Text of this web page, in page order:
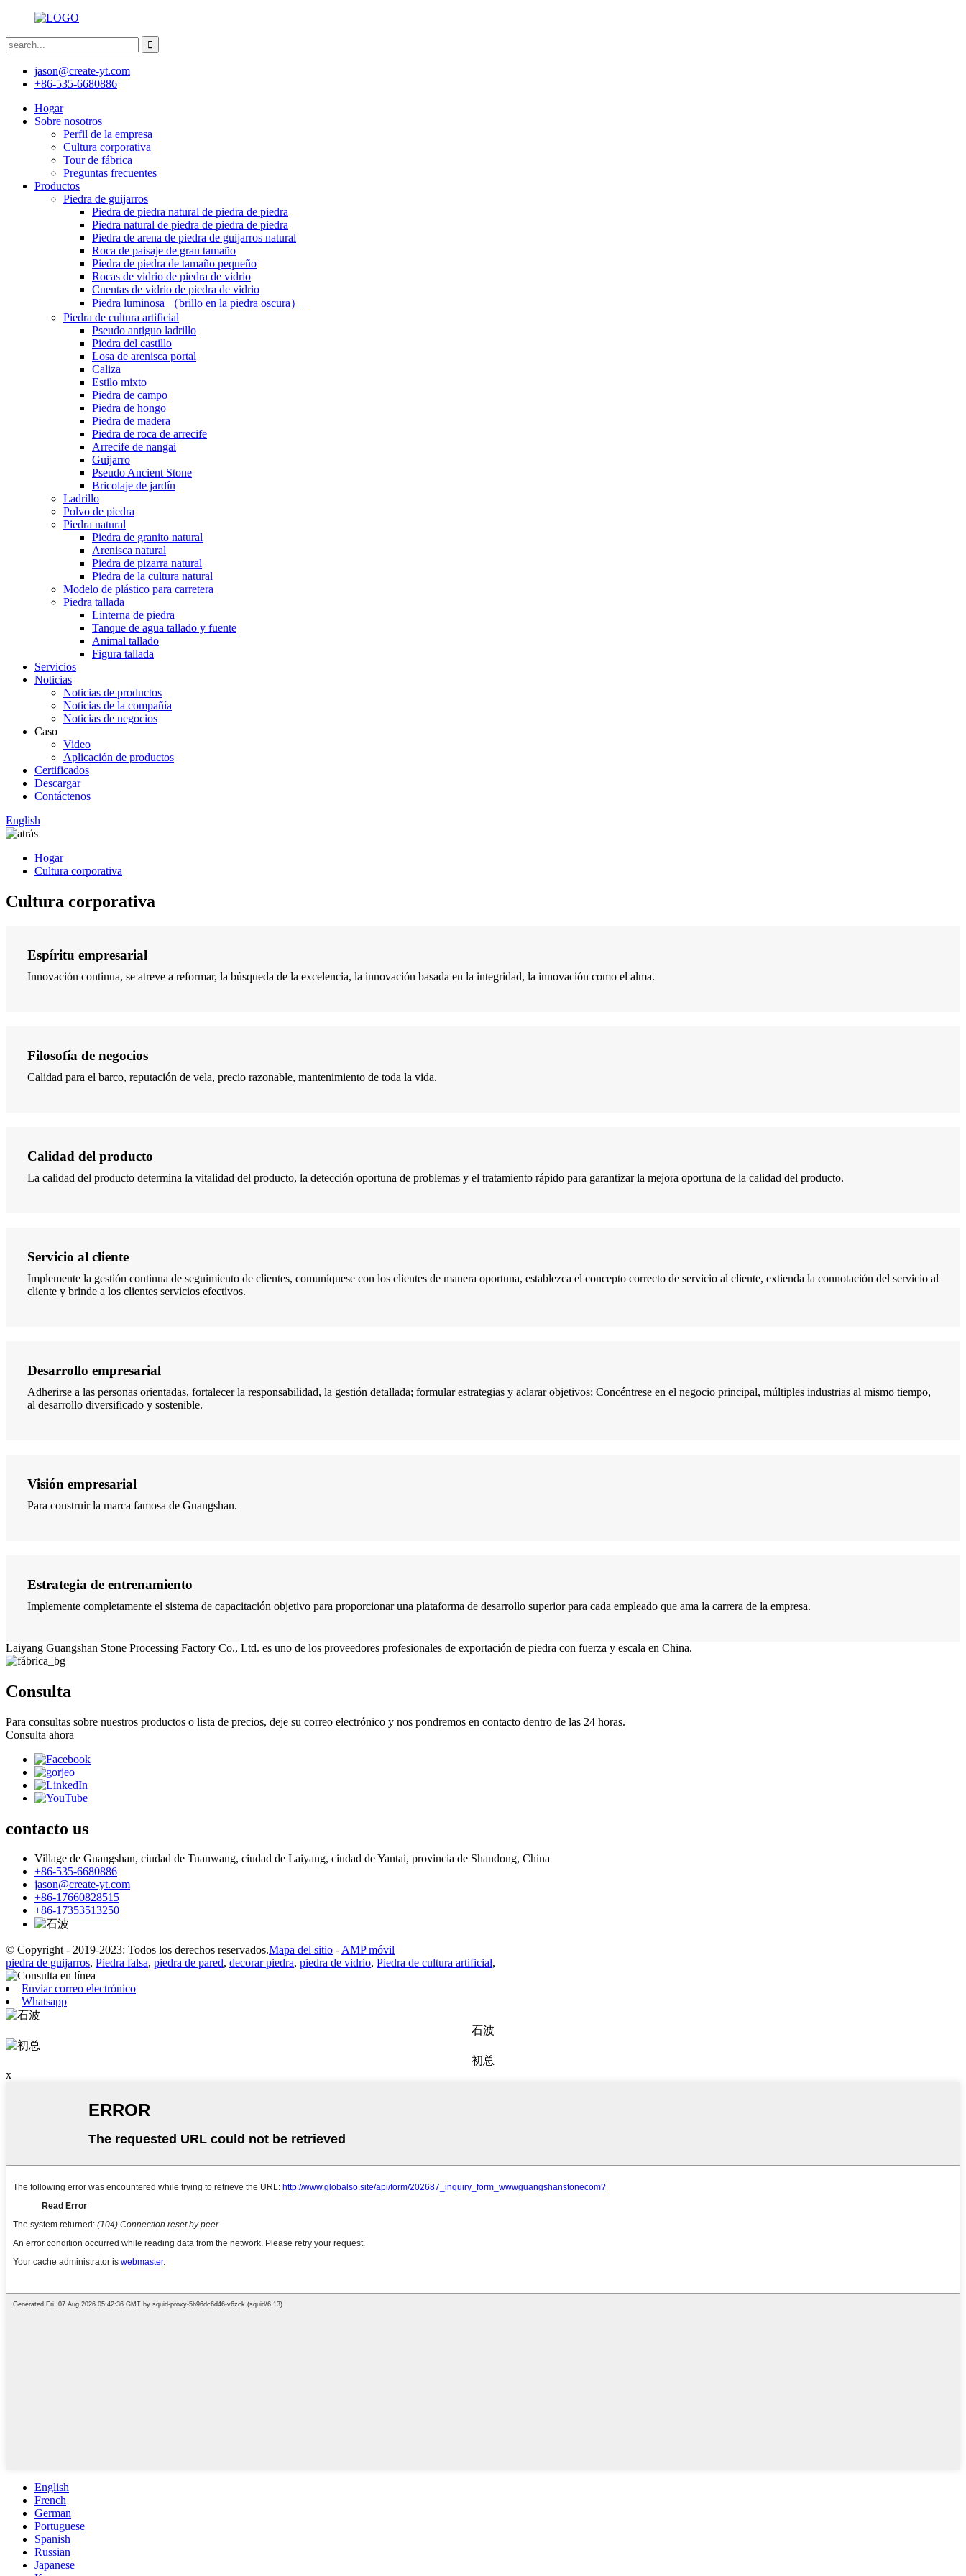
jason@create-yt.com
+86-535-6680886
Hogar
Sobre nosotros
Perfil de la empresa
Cultura corporativa
Tour de fábrica
Preguntas frecuentes
Productos
Piedra de guijarros
Piedra de piedra natural de piedra de piedra
Piedra natural de piedra de piedra de piedra
Piedra de arena de piedra de guijarros natural
Roca de paisaje de gran tamaño
Piedra de piedra de tamaño pequeño
Rocas de vidrio de piedra de vidrio
Cuentas de vidrio de piedra de vidrio
Piedra luminosa （brillo en la piedra oscura）
Piedra de cultura artificial
Pseudo antiguo ladrillo
Piedra del castillo
Losa de arenisca portal
Caliza
Estilo mixto
Piedra de campo
Piedra de hongo
Piedra de madera
Piedra de roca de arrecife
Arrecife de nangai
Guijarro
Pseudo Ancient Stone
Bricolaje de jardín
Ladrillo
Polvo de piedra
Piedra natural
Piedra de granito natural
Arenisca natural
Piedra de pizarra natural
Piedra de la cultura natural
Modelo de plástico para carretera
Piedra tallada
Linterna de piedra
Tanque de agua tallado y fuente
Animal tallado
Figura tallada
Servicios
Noticias
Noticias de productos
Noticias de la compañía
Noticias de negocios
Caso
Video
Aplicación de productos
Certificados
Descargar
Contáctenos
English
Hogar
Cultura corporativa
Cultura corporativa
Espíritu empresarial
Innovación continua, se atreve a reformar, la búsqueda de la excelencia, la innovación basada en la integridad, la innovación como el alma.
Filosofía de negocios
Calidad para el barco, reputación de vela, precio razonable, mantenimiento de toda la vida.
Calidad del producto
La calidad del producto determina la vitalidad del producto, la detección oportuna de problemas y el tratamiento rápido para garantizar la mejora oportuna de la calidad del producto.
Servicio al cliente
Implemente la gestión continua de seguimiento de clientes, comuníquese con los clientes de manera oportuna, establezca el concepto correcto de servicio al cliente, extienda la connotación del servicio al
cliente y brinde a los clientes servicios efectivos.
Desarrollo empresarial
Adherirse a las personas orientadas, fortalecer la responsabilidad, la gestión detallada; formular estrategias y aclarar objetivos; Concéntrese en el negocio principal, múltiples industrias al mismo tiempo,
al desarrollo diversificado y sostenible.
Visión empresarial
Para construir la marca famosa de Guangshan.
Estrategia de entrenamiento
Implemente completamente el sistema de capacitación objetivo para proporcionar una plataforma de desarrollo superior para cada empleado que ama la carrera de la empresa.
Laiyang Guangshan Stone Processing Factory Co., Ltd. es uno de los proveedores profesionales de exportación de piedra con fuerza y ​​escala en China.
Consulta
Para consultas sobre nuestros productos o lista de precios, deje su correo electrónico y nos pondremos en contacto dentro de las 24 horas.
Consulta ahora
contacto us
Village de Guangshan, ciudad de Tuanwang, ciudad de Laiyang, ciudad de Yantai, provincia de Shandong, China
+86-535-6680886
jason@create-yt.com
+86-17660828515
+86-17353513250
© Copyright - 2019-2023: Todos los derechos reservados.Mapa del sitio -AMP móvil
piedra de guijarros, Piedra falsa, piedra de pared, decorar piedra, piedra de vidrio, Piedra de cultura artificial,
Enviar correo electrónico
Whatsapp
石波
初总
x
English
French
German
Portuguese
Spanish
Russian
Japanese